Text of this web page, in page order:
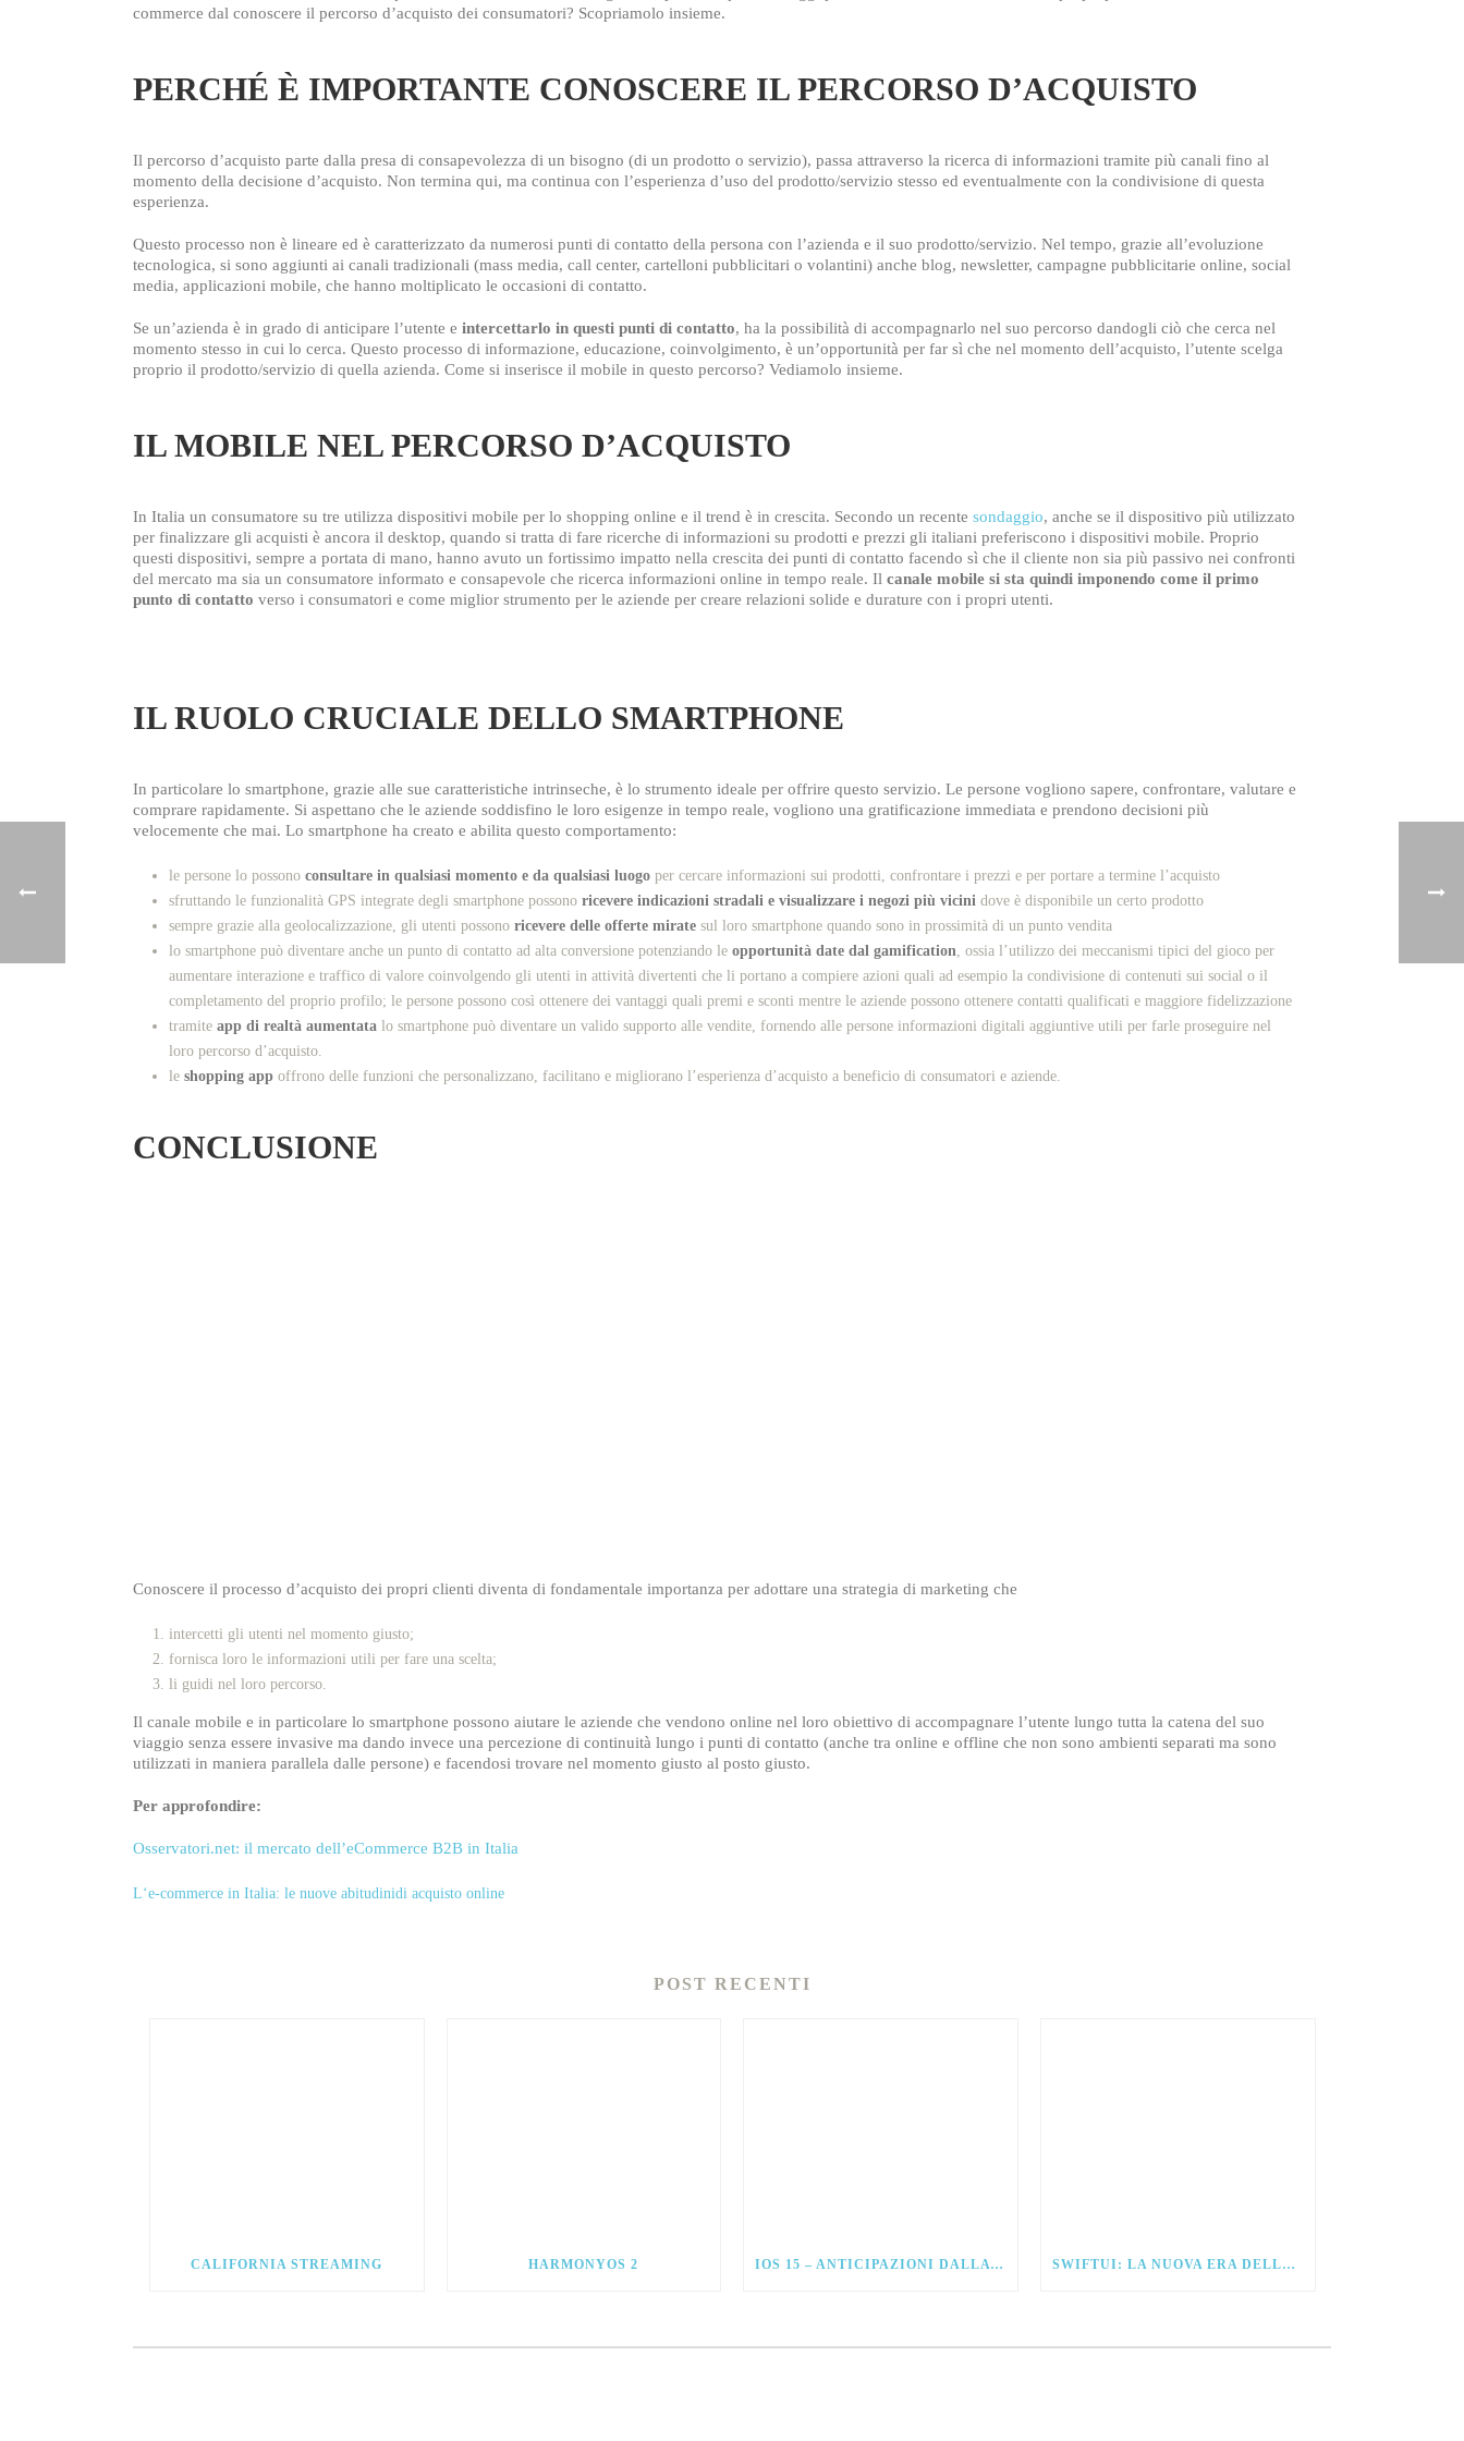
commerce dal conoscere il percorso d’acquisto dei consumatori? Scopriamolo insieme.
PERCHÉ È IMPORTANTE CONOSCERE IL PERCORSO D’ACQUISTO
Il percorso d’acquisto parte dalla presa di consapevolezza di un bisogno (di un prodotto o servizio), passa attraverso la ricerca di informazioni tramite più canali fino al
momento della decisione d’acquisto. Non termina qui, ma continua con l’esperienza d’uso del prodotto/servizio stesso ed eventualmente con la condivisione di questa
esperienza.
Questo processo non è lineare ed è caratterizzato da numerosi punti di contatto della persona con l’azienda e il suo prodotto/servizio. Nel tempo, grazie all’evoluzione
tecnologica, si sono aggiunti ai canali tradizionali (mass media, call center, cartelloni pubblicitari o volantini) anche blog, newsletter, campagne pubblicitarie online, social
media, applicazioni mobile, che hanno moltiplicato le occasioni di contatto.
Se un’azienda è in grado di anticipare l’utente e intercettarlo in questi punti di contatto, ha la possibilità di accompagnarlo nel suo percorso dandogli ciò che cerca nel
momento stesso in cui lo cerca. Questo processo di informazione, educazione, coinvolgimento, è un’opportunità per far sì che nel momento dell’acquisto, l’utente scelga
proprio il prodotto/servizio di quella azienda. Come si inserisce il mobile in questo percorso? Vediamolo insieme.
IL MOBILE NEL PERCORSO D’ACQUISTO
In Italia un consumatore su tre utilizza dispositivi mobile per lo shopping online e il trend è in crescita. Secondo un recente sondaggio, anche se il dispositivo più utilizzato
per finalizzare gli acquisti è ancora il desktop, quando si tratta di fare ricerche di informazioni su prodotti e prezzi gli italiani preferiscono i dispositivi mobile. Proprio
questi dispositivi, sempre a portata di mano, hanno avuto un fortissimo impatto nella crescita dei punti di contatto facendo sì che il cliente non sia più passivo nei confronti
del mercato ma sia un consumatore informato e consapevole che ricerca informazioni online in tempo reale. Il canale mobile si sta quindi imponendo come il primo
punto di contatto verso i consumatori e come miglior strumento per le aziende per creare relazioni solide e durature con i propri utenti.
IL RUOLO CRUCIALE DELLO SMARTPHONE
In particolare lo smartphone, grazie alle sue caratteristiche intrinseche, è lo strumento ideale per offrire questo servizio. Le persone vogliono sapere, confrontare, valutare e
comprare rapidamente. Si aspettano che le aziende soddisfino le loro esigenze in tempo reale, vogliono una gratificazione immediata e prendono decisioni più
velocemente che mai. Lo smartphone ha creato e abilita questo comportamento:
le persone lo possono consultare in qualsiasi momento e da qualsiasi luogoper cercare informazioni sui prodotti, confrontare i prezzi e per portare a termine l’acquisto
sfruttando le funzionalità GPS integrate degli smartphone possono ricevere indicazioni stradali e visualizzare i negozi più vicinidove è disponibile un certo prodotto
sempre grazie alla geolocalizzazione, gli utenti possono ricevere delle offerte miratesul loro smartphone quando sono in prossimità di un punto vendita
lo smartphone può diventare anche un punto di contatto ad alta conversione potenziando le opportunità date dal gamification, ossia l’utilizzo dei meccanismi tipici del gioco per
aumentare interazione e traffico di valore coinvolgendo gli utenti in attività divertenti che li portano a compiere azioni quali ad esempio la condivisione di contenuti sui social o il
completamento del proprio profilo; le persone possono così ottenere dei vantaggi quali premi e sconti mentre le aziende possono ottenere contatti qualificati e maggiore fidelizzazione
tramite app di realtà aumentatalo smartphone può diventare un valido supporto alle vendite, fornendo alle persone informazioni digitali aggiuntive utili per farle proseguire nel
loro percorso d’acquisto.
le shopping appoffrono delle funzioni che personalizzano, facilitano e migliorano l’esperienza d’acquisto a beneficio di consumatori e aziende.
CONCLUSIONE
Conoscere il processo d’acquisto dei propri clienti diventa di fondamentale importanza per adottare una strategia di marketing che
intercetti gli utenti nel momento giusto;
fornisca loro le informazioni utili per fare una scelta;
li guidi nel loro percorso.
Il canale mobile e in particolare lo smartphone possono aiutare le aziende che vendono online nel loro obiettivo di accompagnare l’utente lungo tutta la catena del suo
viaggio senza essere invasive ma dando invece una percezione di continuità lungo i punti di contatto (anche tra online e offline che non sono ambienti separati ma sono
utilizzati in maniera parallela dalle persone) e facendosi trovare nel momento giusto al posto giusto.
Per approfondire:
Osservatori.net: il mercato dell’eCommerce B2B in Italia
L‘e-commerce in Italia: le nuove abitudinidi acquisto online
POST RECENTI
CALIFORNIA STREAMING HARMONYOS 2 IOS 15 – ANTICIPAZIONI DALLA WWDC21 SWIFTUI: LA NUOVA ERA DELLO SVILUPPO PER IOS.